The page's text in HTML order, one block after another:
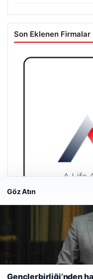
Son Eklenen Firmalar
A Life Ankara
27/03/2026
Web sitemizi nasıl
Göz Atın
Gençlerbirliği’nden